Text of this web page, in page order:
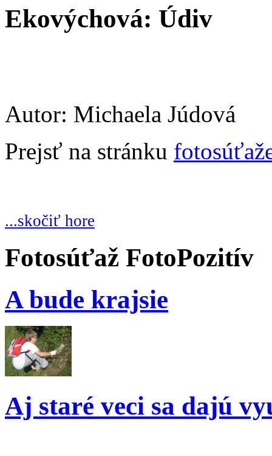
Ekovýchová: Údiv
Autor: Michaela Júdová
Prejsť na stránku
...skočiť hore
Fotosúťaž FotoPozitív
A bude krajsie
Aj staré veci sa dajú